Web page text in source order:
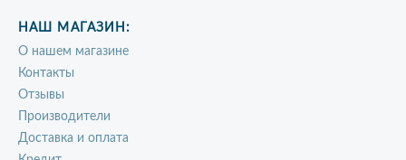
НАШ МАГАЗИН:
О нашем магазине
Контакты
Отзывы
Производители
Доставка и оплата